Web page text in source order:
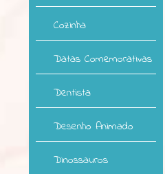
Cozinha
Datas Comemorativas
Dentista
Desenho Animado
Dinossauros